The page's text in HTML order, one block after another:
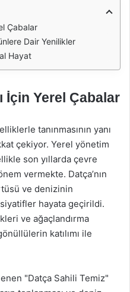
Çabalar
Dair Yenilikler
Hayat
İçin Yerel Çabalar
tanınmasının yanı
çekiyor. Yerel yönetim
son yıllarda çevre
vermekte. Datça’nın
ve denizinin
hayata geçirildi.
ve ağaçlandırma
katılımı ile
"Datça Sahili Temiz"